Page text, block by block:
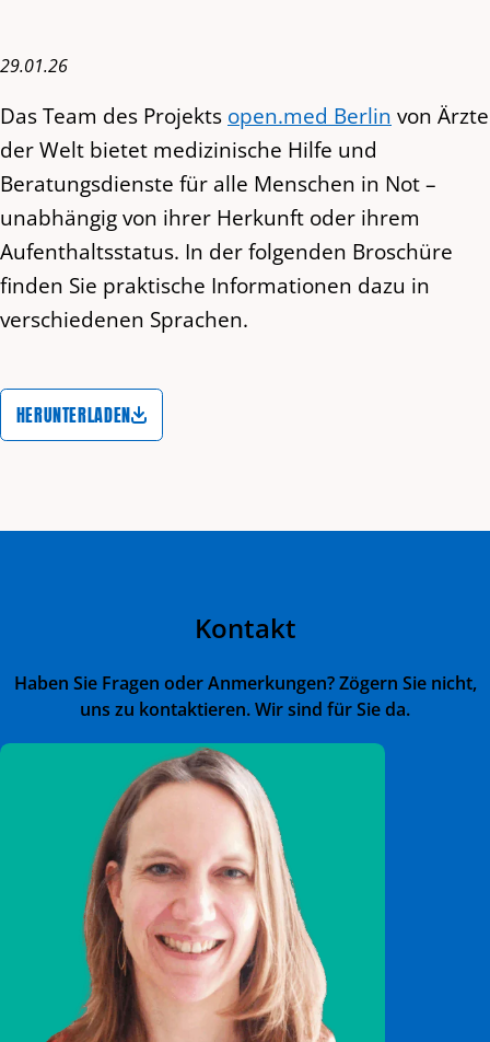
29.01.26
Das Team des Projekts open.med Berlin von Ärzte
der Welt bietet medizinische Hilfe und
Beratungsdienste für alle Menschen in Not –
unabhängig von ihrer Herkunft oder ihrem
Aufenthaltsstatus. In der folgenden Broschüre
finden Sie praktische Informationen dazu in
verschiedenen Sprachen.
HERUNTERLADEN
Kontakt
Haben Sie Fragen oder Anmerkungen? Zögern Sie nicht,
uns zu kontaktieren. Wir sind für Sie da.